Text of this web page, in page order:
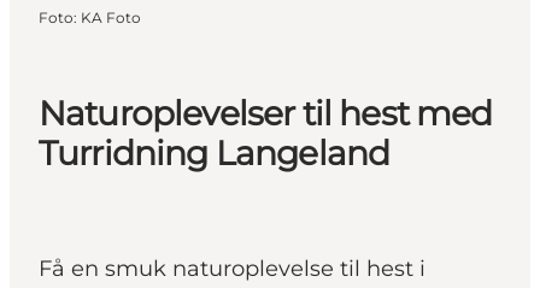
Inspiration
Naturoplevelser til hest med
Turridning Langeland
Få en smuk naturoplevelse til hest i
Foto: KA Foto